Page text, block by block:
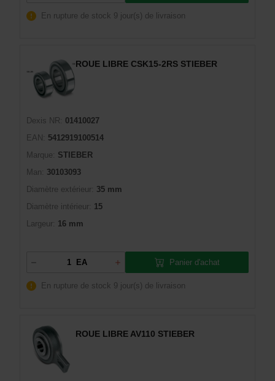
En rupture de stock 9 jour(s) de livraison
ROUE LIBRE CSK15-2RS STIEBER
Dexis NR:
01410027
EAN:
5412919100514
Marque:
STIEBER
Man:
30103093
Diamètre extérieur: 35 mm
Diamètre intérieur: 15
Largeur: 16 mm
EA Panier d'achat
En rupture de stock 9 jour(s) de livraison
ROUE LIBRE AV110 STIEBER